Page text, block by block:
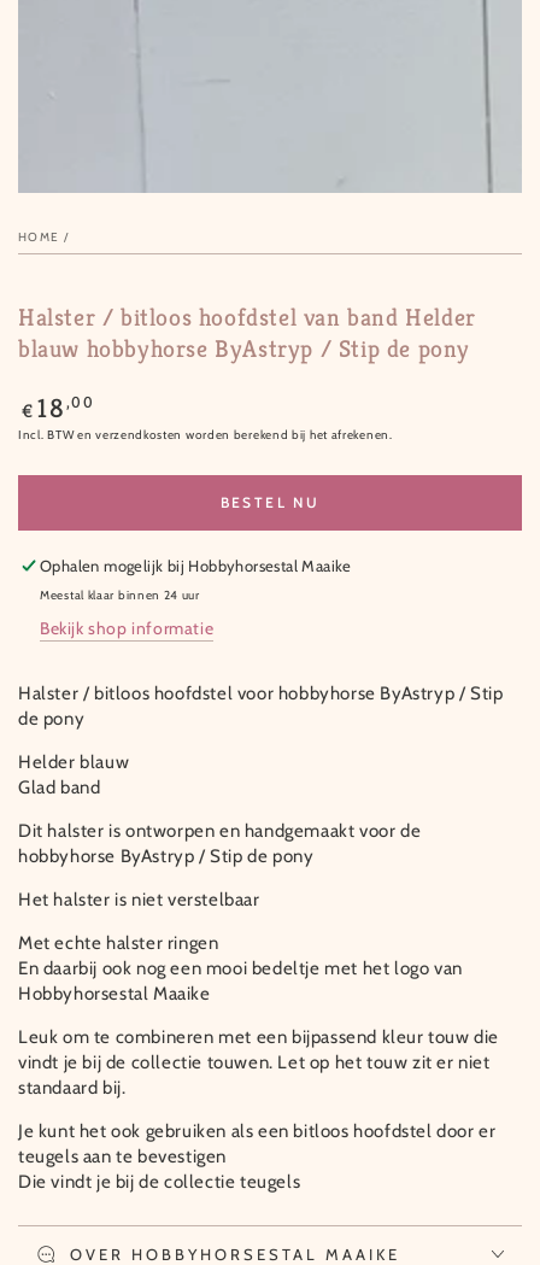
HOME /
Halster / bitloos hoofdstel van band Helder
blauw hobbyhorse ByAstryp / Stip de pony
Normale
prijs
€ 18,00
Incl. BTW en verzendkosten worden berekend bij het afrekenen.
BESTEL NU
Ophalen mogelijk bij Hobbyhorsestal Maaike
Meestal klaar binnen 24 uur
Bekijk shop informatie
Halster / bitloos hoofdstel voor hobbyhorse ByAstryp / Stip
de pony
Helder blauw
Glad band
Dit halster is ontworpen en handgemaakt voor de
hobbyhorse ByAstryp / Stip de pony
Het halster is niet verstelbaar
Met echte halster ringen
En daarbij ook nog een mooi bedeltje met het logo van
Hobbyhorsestal Maaike
Leuk om te combineren met een bijpassend kleur touw die
vindt je bij de collectie touwen. Let op het touw zit er niet
standaard bij.
Je kunt het ook gebruiken als een bitloos hoofdstel door er
teugels aan te bevestigen
Die vindt je bij de collectie teugels
OVER HOBBYHORSESTAL MAAIKE